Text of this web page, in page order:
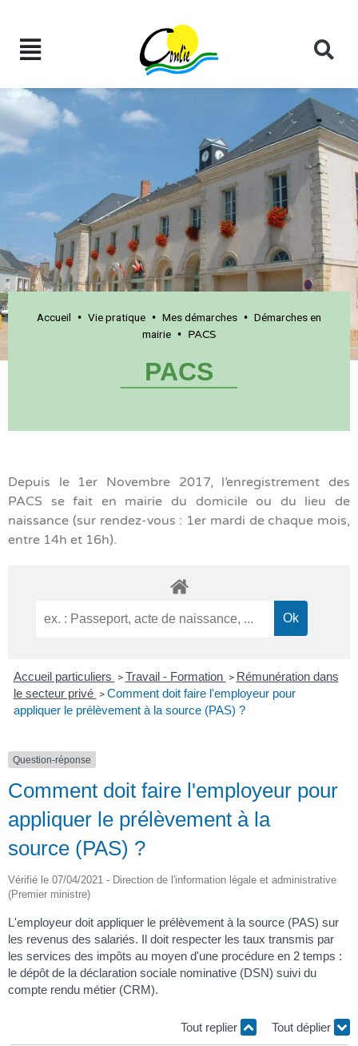
Accueil • Vie pratique • Mes démarches • Démarches en
mairie • PACS
PACS
Depuis le 1er Novembre 2017, l’enregistrement des
PACS se fait en mairie du domicile ou du lieu de
naissance (sur rendez-vous : 1er mardi de chaque mois,
entre 14h et 16h).
Accueil particuliers > Travail - Formation > Rémunération dans
le secteur privé > Comment doit faire l'employeur pour
appliquer le prélèvement à la source (PAS) ?
Question-réponse
Comment doit faire l'employeur pour
appliquer le prélèvement à la
source (PAS) ?
Vérifié le 07/04/2021 - Direction de l'information légale et administrative
(Premier ministre)
L'employeur doit appliquer le prélèvement à la source (PAS) sur
les revenus des salariés. Il doit respecter les taux transmis par
les services des impôts au moyen d'une procédure en 2 temps :
le dépôt de la déclaration sociale nominative (DSN) suivi du
compte rendu métier (CRM).
Tout replier Tout déplier